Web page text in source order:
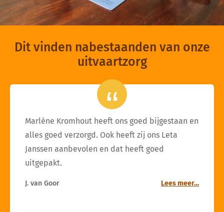
Dit vinden nabestaanden van onze
uitvaartzorg
Marlène Kromhout heeft ons goed bijgestaan en
alles goed verzorgd. Ook heeft zij ons Leta
Janssen aanbevolen en dat heeft goed
uitgepakt.
J. van Goor Lees meer…